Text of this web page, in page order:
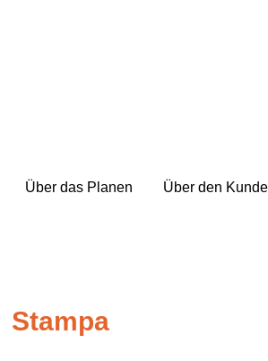
Über das Planen Über den
Stampa